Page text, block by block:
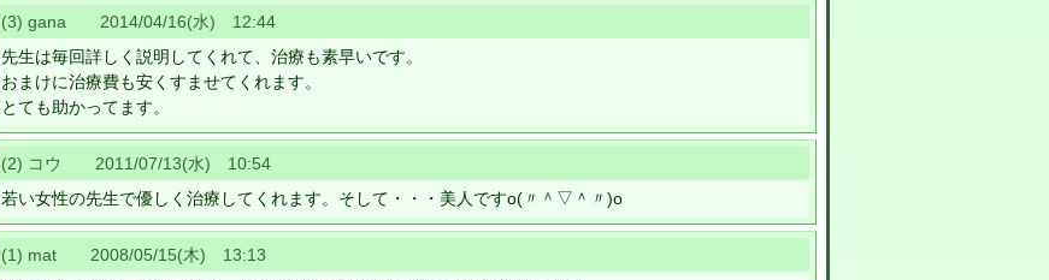
(3) gana 2014/04/16(水) 12:44
先生は毎回詳しく説明してくれて、治療も素早いです。
おまけに治療費も安くすませてくれます。
とても助かってます。
(2) コウ 2011/07/13(水) 10:54
若い女性の先生で優しく治療してくれます。そして・・・美人ですo(〃＾▽＾〃)o
(1) mat 2008/05/15(木) 13:13